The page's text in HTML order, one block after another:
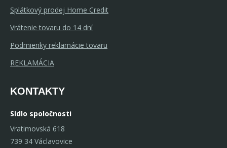
Splátkový prodej Home Credit
Vrátenie tovaru do 14 dní
Podmienky reklamácie tovaru
REKLAMÁCIA
KONTAKTY
Sídlo spoločnosti
Vratimovská 618
739 34 Václavovice